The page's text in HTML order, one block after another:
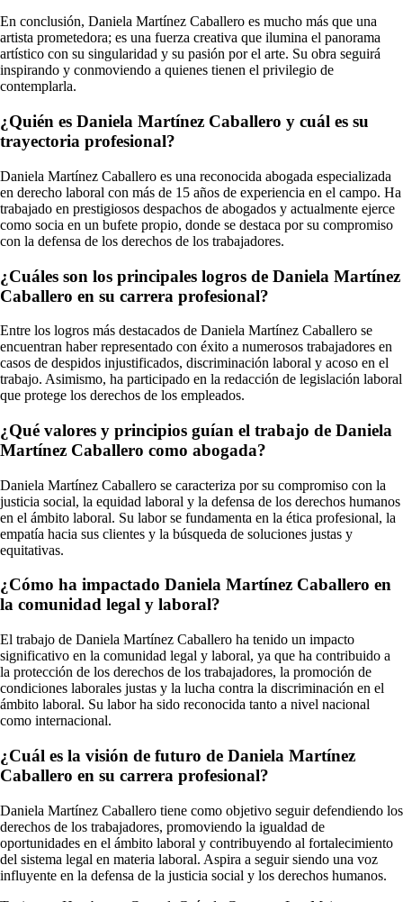
En conclusión, Daniela Martínez Caballero es mucho más que una
artista prometedora; es una fuerza creativa que ilumina el panorama
artístico con su singularidad y su pasión por el arte. Su obra seguirá
inspirando y conmoviendo a quienes tienen el privilegio de
contemplarla.
¿Quién es Daniela Martínez Caballero y cuál es su
trayectoria profesional?
Daniela Martínez Caballero es una reconocida abogada especializada
en derecho laboral con más de 15 años de experiencia en el campo. Ha
trabajado en prestigiosos despachos de abogados y actualmente ejerce
como socia en un bufete propio, donde se destaca por su compromiso
con la defensa de los derechos de los trabajadores.
¿Cuáles son los principales logros de Daniela Martínez
Caballero en su carrera profesional?
Entre los logros más destacados de Daniela Martínez Caballero se
encuentran haber representado con éxito a numerosos trabajadores en
casos de despidos injustificados, discriminación laboral y acoso en el
trabajo. Asimismo, ha participado en la redacción de legislación laboral
que protege los derechos de los empleados.
¿Qué valores y principios guían el trabajo de Daniela
Martínez Caballero como abogada?
Daniela Martínez Caballero se caracteriza por su compromiso con la
justicia social, la equidad laboral y la defensa de los derechos humanos
en el ámbito laboral. Su labor se fundamenta en la ética profesional, la
empatía hacia sus clientes y la búsqueda de soluciones justas y
equitativas.
¿Cómo ha impactado Daniela Martínez Caballero en
la comunidad legal y laboral?
El trabajo de Daniela Martínez Caballero ha tenido un impacto
significativo en la comunidad legal y laboral, ya que ha contribuido a
la protección de los derechos de los trabajadores, la promoción de
condiciones laborales justas y la lucha contra la discriminación en el
ámbito laboral. Su labor ha sido reconocida tanto a nivel nacional
como internacional.
¿Cuál es la visión de futuro de Daniela Martínez
Caballero en su carrera profesional?
Daniela Martínez Caballero tiene como objetivo seguir defendiendo los
derechos de los trabajadores, promoviendo la igualdad de
oportunidades en el ámbito laboral y contribuyendo al fortalecimiento
del sistema legal en materia laboral. Aspira a seguir siendo una voz
influyente en la defensa de la justicia social y los derechos humanos.